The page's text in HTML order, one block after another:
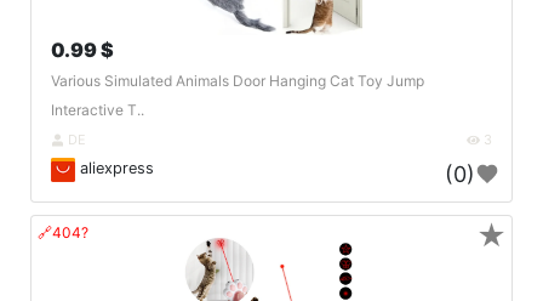
0.99 $
Various Simulated Animals Door Hanging Cat Toy Jump
Interactive T..
DE 3
aliexpress (0)
🔗404? ★